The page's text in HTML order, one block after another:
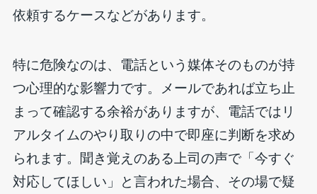
依頼するケースなどがあります。
特に危険なのは、電話という媒体そのものが持
つ心理的な影響力です。メールであれば立ち止
まって確認する余裕がありますが、電話ではリ
アルタイムのやり取りの中で即座に判断を求め
られます。聞き覚えのある上司の声で「今すぐ
対応してほしい」と言われた場合、その場で疑